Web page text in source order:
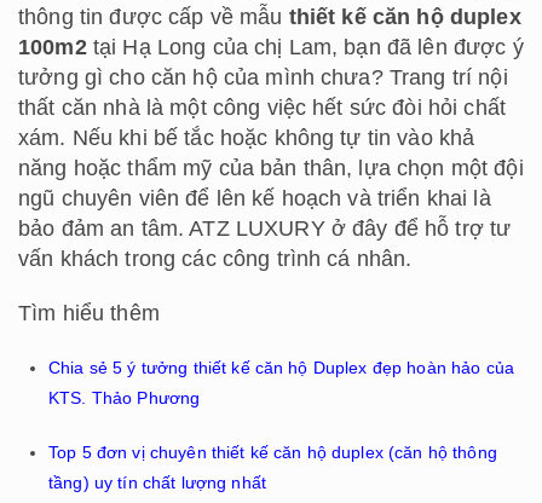
thông tin được cấp về mẫu thiết kế căn hộ duplex
100m2tại Hạ Long của chị Lam, bạn đã lên được ý
tưởng gì cho căn hộ của mình chưa? Trang trí nội
thất căn nhà là một công việc hết sức đòi hỏi chất
xám. Nếu khi bế tắc hoặc không tự tin vào khả
năng hoặc thẩm mỹ của bản thân, lựa chọn một đội
ngũ chuyên viên để lên kế hoạch và triển khai là
bảo đảm an tâm. ATZ LUXURY ở đây để hỗ trợ tư
vấn khách trong các công trình cá nhân.
Tìm hiểu thêm
Chia sẻ 5 ý tưởng thiết kế căn hộ Duplex đẹp hoàn hảo của
KTS. Thảo Phương
Top 5 đơn vị chuyên thiết kế căn hộ duplex (căn hộ thông
tầng) uy tín chất lượng nhất